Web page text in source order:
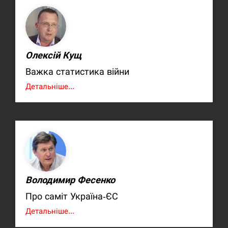
Олексій Кущ
Важка статистика війни
Детальніше...
Володимир Фесенко
Про саміт Україна-ЄС
Детальніше...